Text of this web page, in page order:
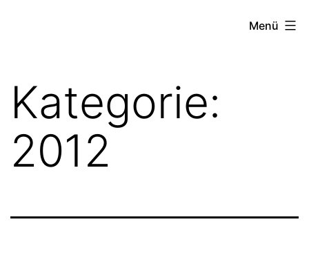
Horror
Genres
Paranormal,
Psycho
&
Menü
Kategorie:
2012